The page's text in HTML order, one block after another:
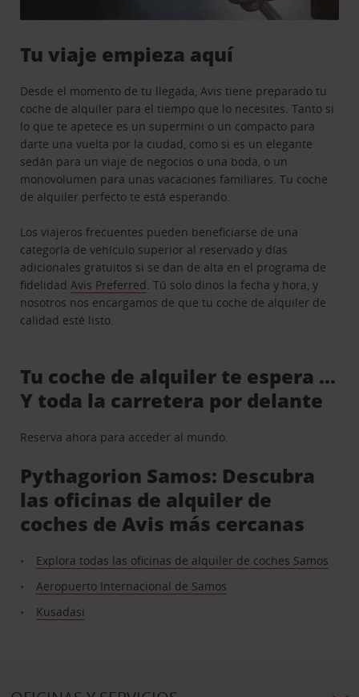
Tu viaje empieza aquí
Desde el momento de tu llegada, Avis tiene preparado tu
coche de alquiler para el tiempo que lo necesites. Tanto si
lo que te apetece es un supermini o un compacto para
darte una vuelta por la ciudad, como si es un elegante
sedán para un viaje de negocios o una boda, o un
monovolumen para unas vacaciones familiares. Tu coche
de alquiler perfecto te está esperando.
Los viajeros frecuentes pueden beneficiarse de una
categoría de vehículo superior al reservado y días
adicionales gratuitos si se dan de alta en el programa de
fidelidadAvis Preferred. Tú solo dinos la fecha y hora, y
nosotros nos encargamos de que tu coche de alquiler de
calidad esté listo.
Tu coche de alquiler te espera …
Y toda la carretera por delante
Reserva ahora para acceder al mundo.
Pythagorion Samos: Descubra
las oficinas de alquiler de
coches de Avis más cercanas
Explora todas las oficinas de alquiler de coches Samos
Aeropuerto Internacional de Samos
Kusadasi